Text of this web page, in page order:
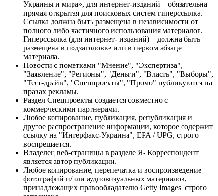
Украины и мира», для интернет-изданий – обязательна
прямая открытая для поисковых систем гиперссылка.
Ссылка должна быть размещена в независимости от
полного либо частичного использования материалов.
Гиперссылка (для интернет- изданий) – должна быть
размещена в подзаголовке или в первом абзаце
материала.
Новости с пометками "Мнение", "Экспертиза",
"Заявление", "Регионы", "Деньги", "Власть", "Выборы",
"Тест-драйв", "Спецпроекты", "Промо" публикуются на
правах рекламы.
Раздел Спецпроекты создается совместно с
коммерческими партнерами.
Любое копирование, публикация, републикация и
другое распространение информации, которое содержит
ссылку на "Интерфакс-Украина", EPA / UPG, строго
воспрещается.
Владелец веб-страницы в разделе Я- Корреспондент
является автор публикации.
Любое копирование, перепечатка и воспроизведение
фотографий и/или аудиовизуальных материалов,
принадлежащих правообладателю Getty Images, строго